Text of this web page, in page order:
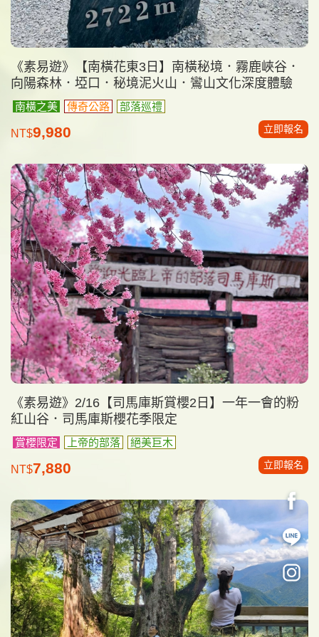
《素易遊》【南橫花東3日】南橫秘境．霧鹿峽谷．
向陽森林．埡口．秘境泥火山．鸞山文化深度體驗
南橫之美 傳奇公路 部落巡禮
NT$9,980 立即報名
《素易遊》2/16【司馬庫斯賞櫻2日】一年一會的粉
紅山谷．司馬庫斯櫻花季限定
賞櫻限定 上帝的部落 絕美巨木
NT$7,880 立即報名